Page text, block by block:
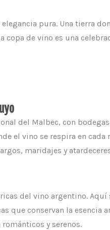
elegancia pura. Una tierra
copa de vino es una
del Malbec, con
el vino se respira en
maridajes y
del vino argentino. Aquí
que conservan la esencia
y serenos.